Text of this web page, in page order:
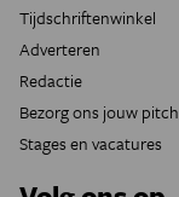
Tijdschriftenwinkel
Adverteren
Redactie
Bezorg ons jouw pitch
Stages en vacatures